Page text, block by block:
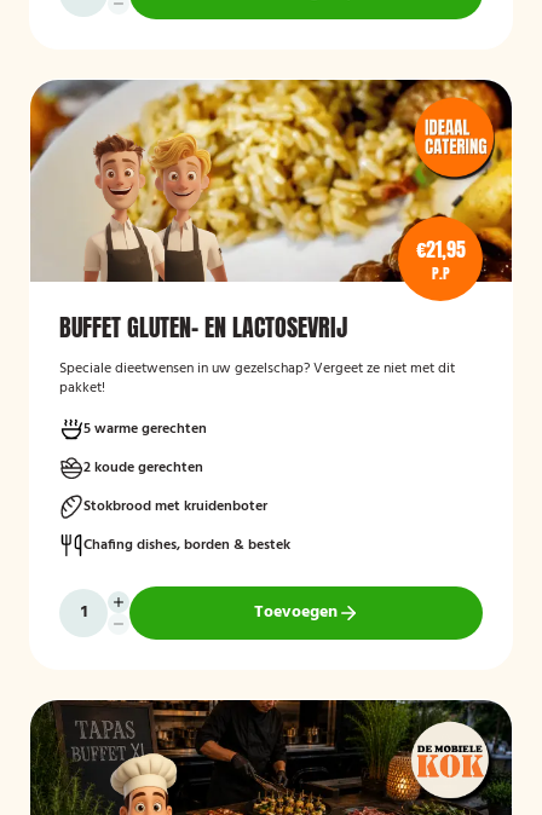
€21,95
P.P
BUFFET GLUTEN- EN LACTOSEVRIJ
Speciale dieetwensen in uw gezelschap? Vergeet ze niet met dit
pakket!
5 warme gerechten
2 koude gerechten
Stokbrood met kruidenboter
Chafing dishes, borden & bestek
Toevoegen